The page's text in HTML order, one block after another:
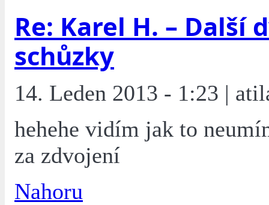
Re: Karel H. – Další
schůzky
14. Leden 2013 - 1:23 |
hehehe vidím jak to
za zdvojení
Nahoru